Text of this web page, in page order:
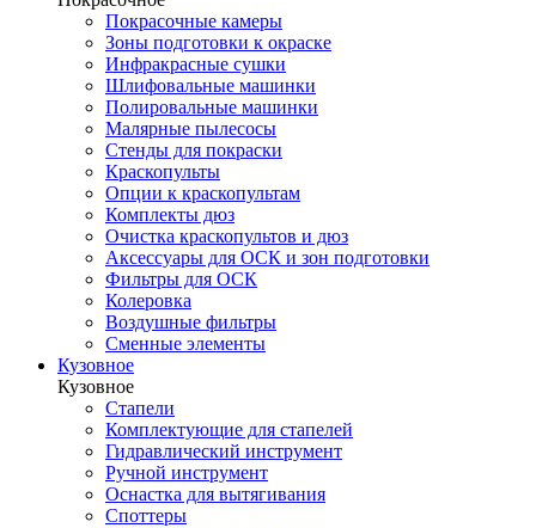
Покрасочные камеры
Зоны подготовки к окраске
Инфракрасные сушки
Шлифовальные машинки
Полировальные машинки
Малярные пылесосы
Стенды для покраски
Краскопульты
Опции к краскопультам
Комплекты дюз
Очистка краскопультов и дюз
Аксессуары для ОСК и зон подготовки
Фильтры для ОСК
Колеровка
Воздушные фильтры
Сменные элементы
Кузовное
Кузовное
Стапели
Комплектующие для стапелей
Гидравлический инструмент
Ручной инструмент
Оснастка для вытягивания
Споттеры